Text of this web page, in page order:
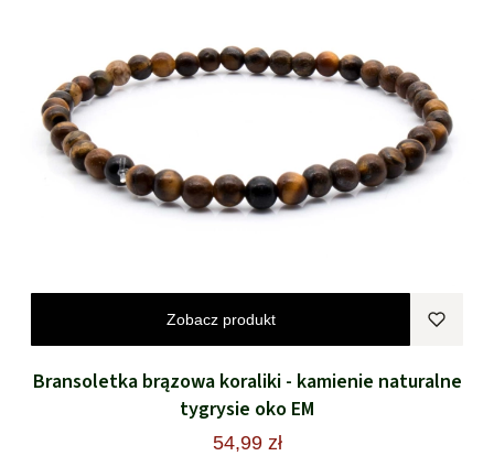
Zobacz produkt
Bransoletka brązowa koraliki - kamienie naturalne
tygrysie oko EM
54,99 zł